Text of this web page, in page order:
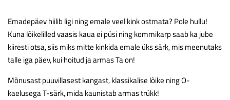
Emadepäev hiilib ligi ning emale veel kink ostmata? Pole hullu!
Kuna lõikelilled vaasis kaua ei püsi ning kommikarp saab ka jube
kiiresti otsa, siis miks mitte kinkida emale üks särk, mis meenutaks
talle iga päev, kui hoitud ja armas Ta on!
Mõnusast puuvillasest kangast, klassikalise lõike ning O-
kaelusega T-särk, mida kaunistab armas trükk!